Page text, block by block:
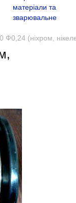
Ф0,24 (ніхром,